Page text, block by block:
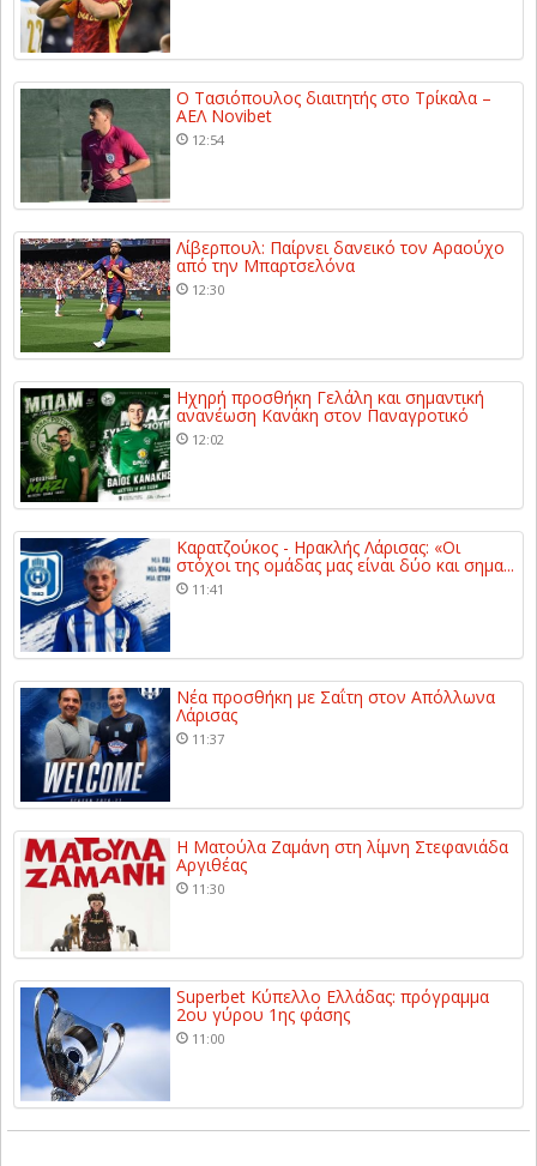
Ο Τασιόπουλος διαιτητής στο Τρίκαλα –
ΑΕΛ Novibet
12:54
Λίβερπουλ: Παίρνει δανεικό τον Αραούχο
από την Μπαρτσελόνα
12:30
Ηχηρή προσθήκη Γελάλη και σημαντική
ανανέωση Κανάκη στον Παναγροτικό
12:02
Καρατζούκος - Ηρακλής Λάρισας: «Οι
στόχοι της ομάδας μας είναι δύο και σημα...
11:41
Νέα προσθήκη με Σαΐτη στον Απόλλωνα
Λάρισας
11:37
Η Ματούλα Ζαμάνη στη λίμνη Στεφανιάδα
Αργιθέας
11:30
Superbet Κύπελλο Ελλάδας: πρόγραμμα
2ου γύρου 1ης φάσης
11:00